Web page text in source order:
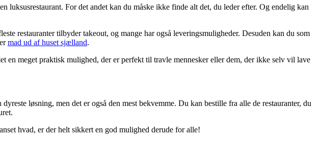
For det andet kan du måske ikke finde alt det, du leder efter. Og endelig kan
restauranter tilbyder takeout, og mange har også leveringsmuligheder. Desuden kan du som
mad ud af huset sjælland.
en meget praktisk mulighed, der er perfekt til travle mennesker eller dem, der ikke selv vil lave
løsning, men det er også den mest bekvemme. Du kan bestille fra alle de restauranter, du
hvad, er der helt sikkert en god mulighed derude for alle!